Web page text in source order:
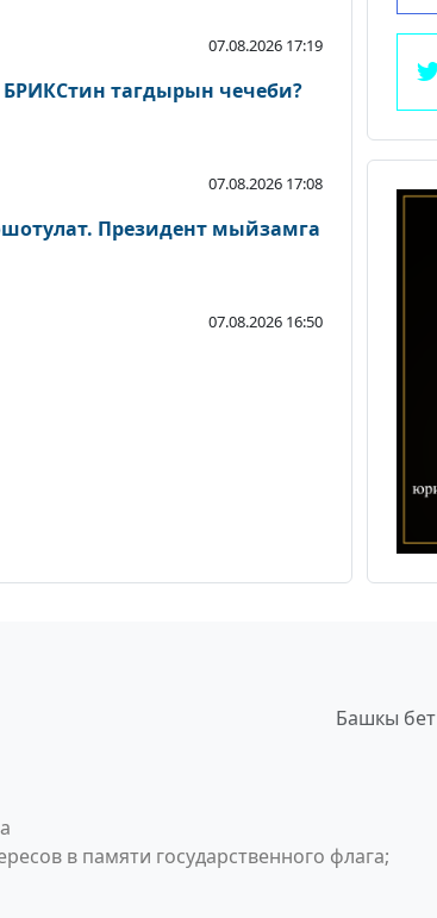
07.08.2026 17:19
тагдырын чечеби?
07.08.2026 17:08
Президент мыйзамга
07.08.2026 16:50
Башкы бет
в памяти государственного флага;